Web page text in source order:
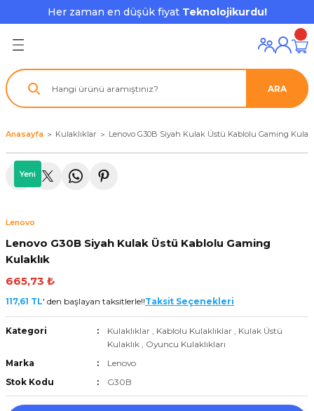
Her zaman en düşük fiyat Teknolojikurdu!
Geri Dön
Geri Dön
ve Ekipmanları
- Çoğaltıcı
Gözü
Geri Dön
Çevre Birimleri
Geri Dön
Geri Dön
Geri Dön
Geri Dön
Aksesuarları
ARA
Anasayfa Kulaklıklar Lenovo G30B Siyah Kulak Üstü Kablolu Gaming
Yeni
Lenovo
Lenovo G30B Siyah Kulak Üstü Kablolu Gaming
Kulaklık
665,73 ₺
117,61 TL' den başlayan taksitlerle!!Taksit Seçenekleri
Kategori Kulaklıklar , Kablolu Kulaklıklar , Kulak Üstü
Kulaklık , Oyuncu Kulaklıkları
Marka
Lenovo
Stok Kodu
G30B